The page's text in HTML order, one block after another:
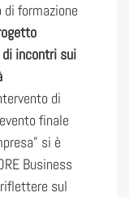
di formazione
incontri sui
di
finale
si è
Business
sul